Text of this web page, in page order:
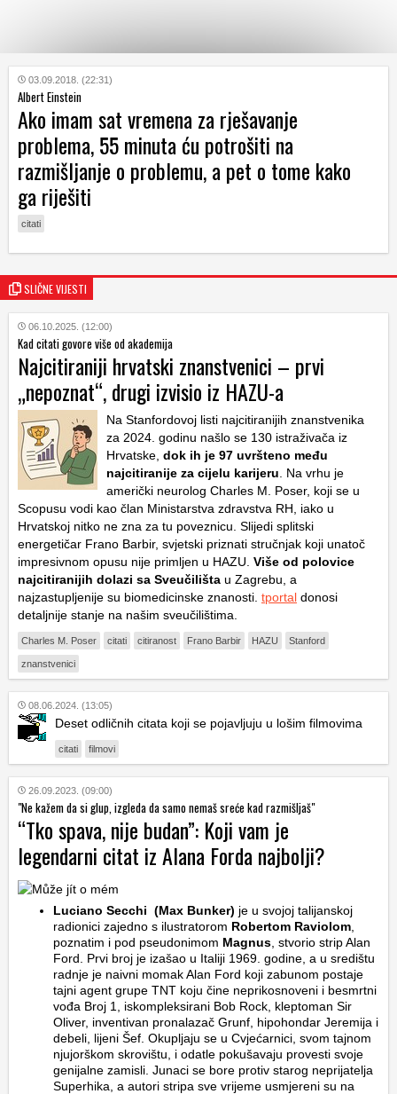
KATEGORIJE
HRVATSKI
WEB
03.09.2018. (22:31)
Albert Einstein
Ako imam sat vremena za rješavanje
problema, 55 minuta ću potrošiti na
razmišljanje o problemu, a pet o tome kako
ga riješiti
citati
SLIČNE VIJESTI
06.10.2025. (12:00)
Kad citati govore više od akademija
Najcitiraniji hrvatski znanstvenici – prvi
„nepoznat“, drugi izvisio iz HAZU-a
Na Stanfordovoj listi najcitiranijih znanstvenika
za 2024. godinu našlo se 130 istraživača iz
Hrvatske, dok ih je 97 uvršteno među
najcitiranije za cijelu karijeru . Na vrhu je
američki neurolog Charles M. Poser, koji se u
Scopusu vodi kao član Ministarstva zdravstva RH, iako u
Hrvatskoj nitko ne zna za tu poveznicu. Slijedi splitski
energetičar Frano Barbir, svjetski priznati stručnjak koji unatoč
impresivnom opusu nije primljen u HAZU. Više od polovice
najcitiranijih dolazi sa Sveučilišta u Zagrebu, a
najzastupljenije su biomedicinske znanosti. tportal donosi
detaljnije stanje na našim sveučilištima.
Charles M. Poser citati citiranost Frano Barbir HAZU Stanford
znanstvenici
08.06.2024. (13:05)
Deset odličnih citata koji se pojavljuju u lošim filmovima
citati filmovi
26.09.2023. (09:00)
"Ne kažem da si glup, izgleda da samo nemaš sreće kad razmišljaš"
“Tko spava, nije budan”: Koji vam je
legendarni citat iz Alana Forda najbolji?
Luciano Secchi (Max Bunker) je u svojoj talijanskoj
radionici zajedno s ilustratorom Robertom Raviolom
poznatim i pod pseudonimom Magnus , stvorio strip Alan
Ford. Prvi broj je izašao u Italiji 1969. godine, a u središtu
radnje je naivni momak Alan Ford koji zabunom postaje
tajni agent grupe TNT koju čine neprikosnoveni i besmrtni
vođa Broj 1, iskompleksirani Bob Rock, kleptoman Sir
Oliver, inventivan pronalazač Grunf, hipohondar Jeremija i
debeli, lijeni Šef. Okupljaju se u Cvjećarnici, svom tajnom
njujorškom skrovištu, i odatle pokušavaju provesti svoje
genijalne zamisli. Junaci se bore protiv starog neprijatelja
Superhika, a autori stripa sve vrijeme usmjereni su na